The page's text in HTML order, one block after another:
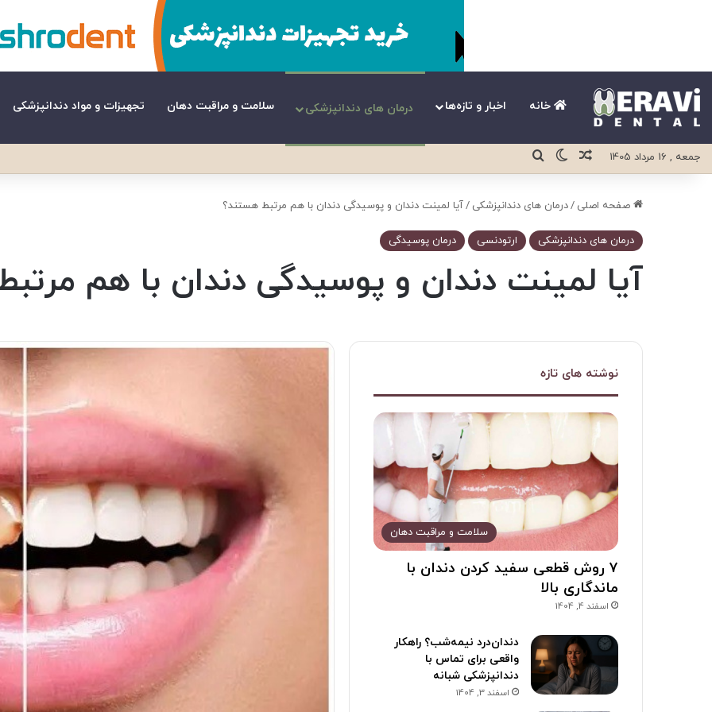
خانه اخبار و تازه‌ها درمان های دندانپزشکی سلامت و مراقبت دهان تجهیزات و مواد دندانپزشکی
جمعه , 16 مرداد 1405 نوشته تصادفی
تغییر پوسته
جستجو برای
صفحه اصلی /درمان های دندانپزشکی /آیا لمینت دندان و پوسیدگی دندان با هم مرتبط هستند؟
درمان های دندانپزشکی ارتودنسی درمان پوسیدگی
آیا لمینت دندان و پوسیدگی دندان با هم
نوشته های تازه
سلامت و مراقبت دهان
۷ روش قطعی سفید کردن دندان با
ماندگاری بالا
اسفند 4, 1404
دندان‌درد نیمه‌شب؟ راهکار
واقعی برای تماس با
دندانپزشکی شبانه
اسفند 3, 1404